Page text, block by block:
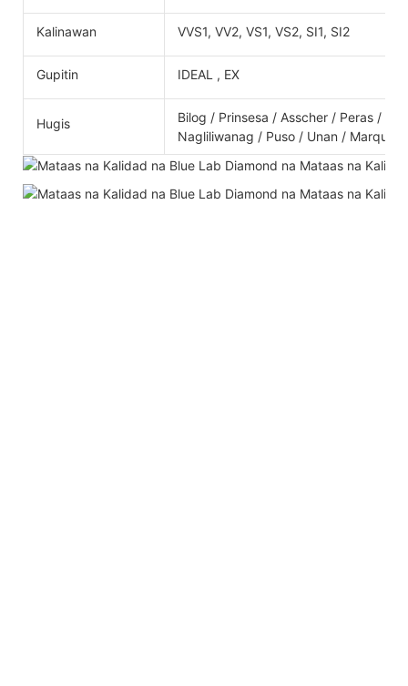
Kalinawan VVS1, VV2, VS1, VS2, SI1, SI2
Gupitin IDEAL , EX
Hugis
Bilog / Prinsesa / Asscher / Peras /
Nagliliwanag / Puso / Unan /